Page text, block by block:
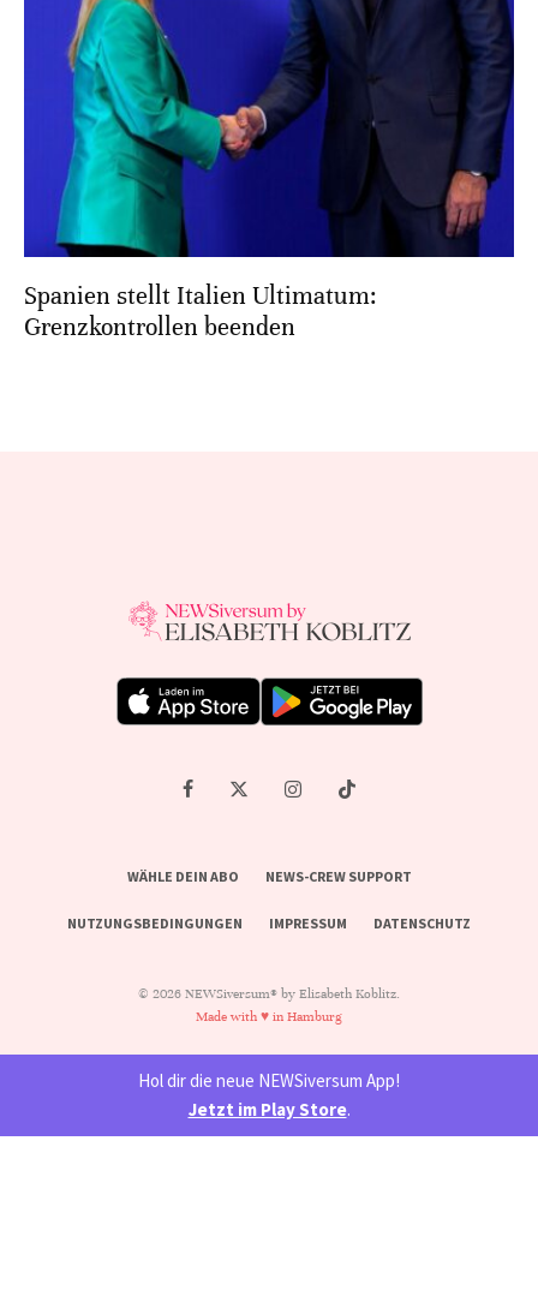
Spanien stellt Italien Ultimatum:
Grenzkontrollen beenden
WÄHLE DEIN ABO NEWS-CREW SUPPORT
NUTZUNGSBEDINGUNGEN IMPRESSUM DATENSCHUTZ
© 2026 NEWSiversum® by Elisabeth Koblitz.
Made with ♥ in Hamburg
Hol dir die neue NEWSiversum App!
Jetzt im Play Store.